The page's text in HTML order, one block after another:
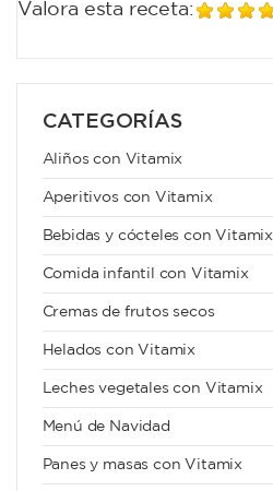
Valora esta receta:
CATEGORÍAS
Aliños con Vitamix
Aperitivos con Vitamix
Bebidas y cócteles con Vitamix
Comida infantil con Vitamix
Cremas de frutos secos
Helados con Vitamix
Leches vegetales con Vitamix
Menú de Navidad
Panes y masas con Vitamix